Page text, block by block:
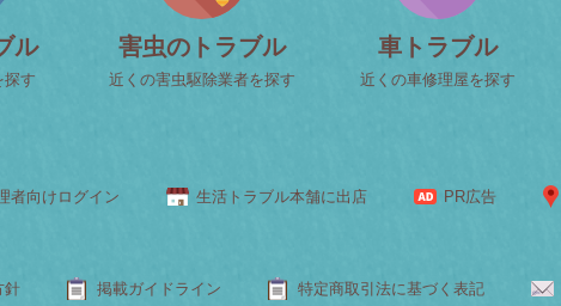
ル
探す
害虫のトラブル
近くの害虫駆除業者を探す
車トラブル
近くの車修理屋を探す
者向けログイン 生活トラブル本舗に出店 PR広告
針 掲載ガイドライン 特定商取引法に基づく表記